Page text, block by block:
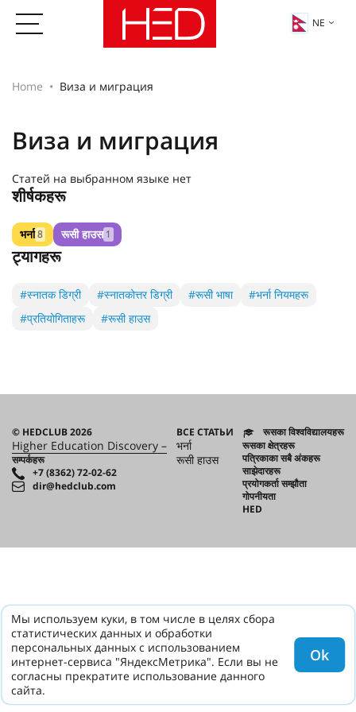
NE
Home Виза и миграция
Виза и миграция
Статей на выбранном языке нет
शीर्षकहरू
भर्ना8 रूसी हाउस 1
ट्यागहरू
#स्नातक डिग्री #स्नातकोत्तर डिग्री #रूसी भाषा
#भर्ना नियमहरू
#प्रतियोगिताहरू
#रूसी हाउस
© HEDCLUB 2026
Higher Education Discovery –
सम्पर्कहरू
+7 (8362) 72-02-62
dir@hedclub.com
ВСЕ СТАТЬИ
भर्ना
रूसी हाउस
रूसका विश्वविद्यालयहरू
रूसका क्षेत्रहरू
पत्रिकाका सबै अंकहरू
साझेदारहरू
प्रयोगकर्ता सम्झौता
गोपनीयता
HED
Мы используем куки, в том числе в целях сбора
статистических данных и обработки
персональных данных с использованием
интернет-сервиса "ЯндексМетрика". Если вы не
согласны прекратите использование данного
сайта.
Ok